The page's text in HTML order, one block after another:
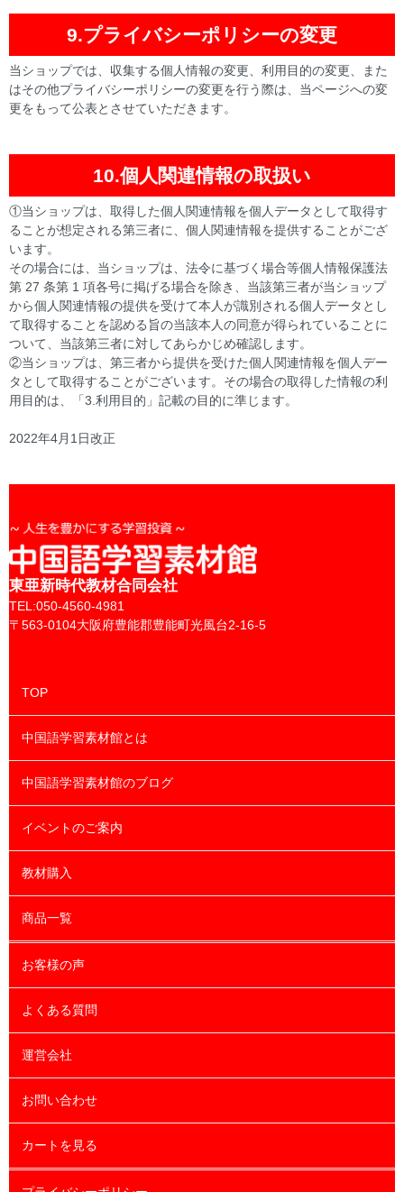
9.プライバシーポリシーの変更
当ショップでは、収集する個人情報の変更、利用目的の変更、また
はその他プライバシーポリシーの変更を行う際は、当ページへの変
更をもって公表とさせていただきます。
10.個人関連情報の取扱い
①当ショップは、取得した個人関連情報を個人データとして取得す
ることが想定される第三者に、個人関連情報を提供することがござ
います。
その場合には、当ショップは、法令に基づく場合等個人情報保護法
第 27 条第 1 項各号に掲げる場合を除き、当該第三者が当ショップ
から個人関連情報の提供を受けて本人が識別される個人データとし
て取得することを認める旨の当該本人の同意が得られていることに
ついて、当該第三者に対してあらかじめ確認します。
②当ショップは、第三者から提供を受けた個人関連情報を個人デー
タとして取得することがございます。その場合の取得した情報の利
用目的は、「3.利用目的」記載の目的に準じます。
2022年4月1日改正
東亜新時代教材合同会社
TEL:050-4560-4981
〒563-0104大阪府豊能郡豊能町光風台2-16-5
TOP
中国語学習素材館とは
中国語学習素材館のブログ
イベントのご案内
教材購入
商品一覧
お客様の声
よくある質問
運営会社
お問い合わせ
カートを見る